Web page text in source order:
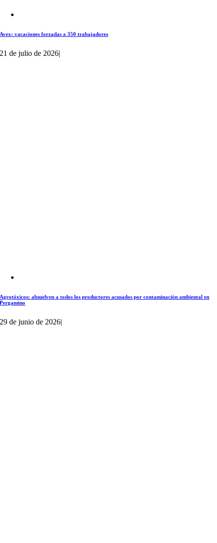
Avex: vacaciones forzadas a 350 trabajadores
21 de julio de 2026|
Agrotóxicos: absuelven a todos los productores acusados por contaminación ambiental en
Pergamino
29 de junio de 2026|